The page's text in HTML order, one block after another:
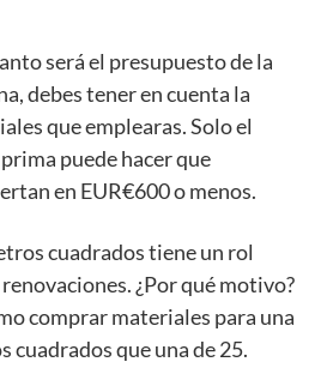
será el presupuesto de la
debes tener en cuenta la
que emplearas. Solo el
puede hacer que
en EUR€600 o menos.
cuadrados tiene un rol
¿Por qué motivo?
comprar materiales para una
cuadrados que una de 25.